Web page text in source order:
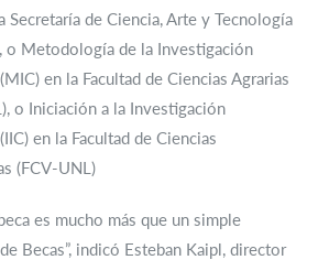
Secretaría de Ciencia, Arte y Tecnología
o Metodología de la Investigación
en la Facultad de Ciencias Agrarias
o Iniciación a la Investigación
en la Facultad de Ciencias
(FCV-UNL)
es mucho más que un simple
Becas”, indicó Esteban Kaipl, director